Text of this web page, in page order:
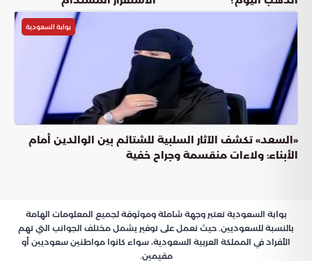
عناوين المقال
المنح الدراسية في جامعة نجران للطلاب الدوليين
أهداف برامج المنح الدولية بجامعة نجران
تفاصيل التسجيل والمسارات العلمية المتاحة
المراحل الأكاديمية المستهدفة
الضوابط التقنية والجدول الزمني للتقديم
ختاماً
الدوليين
تعتبرالمنح الدراسية في جامعة نجرانبوابة تعليمية رائدة تفتح
آفاقاً واسعة أمام الطلاب الدوليين الراغبين في مواصلة تعليمهم